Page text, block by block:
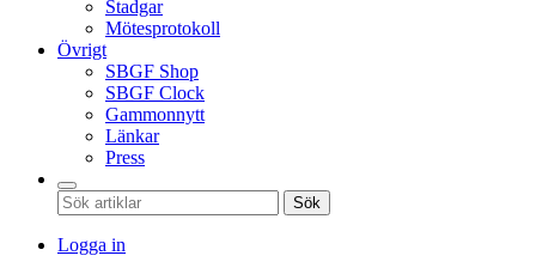
Stadgar
Mötesprotokoll
Övrigt
SBGF Shop
SBGF Clock
Gammonnytt
Länkar
Press
Sök
Logga in